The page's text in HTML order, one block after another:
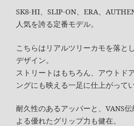
SK8-HI、SLIP-ON、ERA、
人気を誇る定番モデル。
こちらはリアルツリーカモを落と
デザイン。
ストリートはもちろん、アウトド
ングにも映える一足に仕上がってい
耐久性のあるアッパーと、VANS
よる優れたグリップ力も健在。